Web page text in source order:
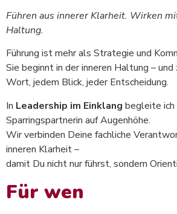
Führen aus innerer Klarheit. Wirken
Haltung.
Führung ist mehr als Strategie und
Sie beginnt in der inneren Haltung –
Wort, jedem Blick, jeder Entscheidung.
In Leadership im Einklang begleite ich
Sparringspartnerin auf Augenhöhe.
Wir verbinden Deine fachliche
inneren Klarheit –
damit Du nicht nur führst, sondern
Für wen